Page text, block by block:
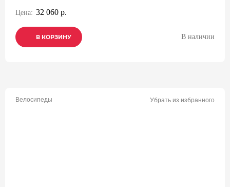
Цена: 32 060 р.
В КОРЗИНУ
В КОРЗИНУ
В КОРЗИНУ В наличии
Велосипеды Убрать из избранного